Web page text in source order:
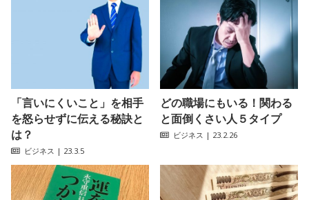
「言いにくいこと」を相手
を怒らせずに伝える秘訣と
は？
ビジネス | 23.3.5
どの職場にもいる！関わる
と面倒くさい人５タイプ
ビジネス | 23.2.26